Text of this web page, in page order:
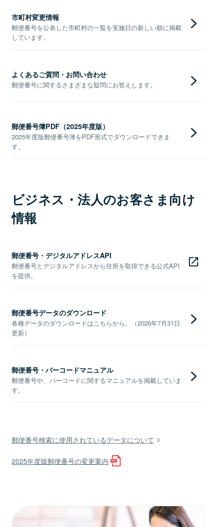
市町村変更情報
郵便番号を公表した市町村の一覧を実施日の新しい順に掲載
しています。
よくあるご質問・お問い合わせ
郵便番号に関するさまざまな疑問にお答えします。
郵便番号簿PDF（2025年度版）
2025年度版郵便番号簿をPDF形式でダウンロードできま
す。
ビジネス・法人のお客さま向け
情報
郵便番号・デジタルアドレスAPI
郵便番号とデジタルアドレスから住所を取得できる公式API
を提供。
郵便番号データのダウンロード
各種データのダウンロードはこちらから。（2026年7月31日
更新）
郵便番号・バーコードマニュアル
郵便番号や、バーコードに関するマニュアルを掲載していま
す。
郵便番号検索に使用されているデータについて
2025年度版郵便番号の変更案内